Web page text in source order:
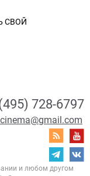
СВОЙ
728-6797
и любом другом